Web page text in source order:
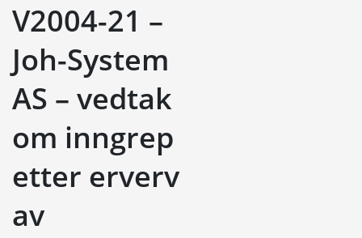
V2004-21 –
Joh-System
AS – vedtak
om inngrep
etter erverv
av